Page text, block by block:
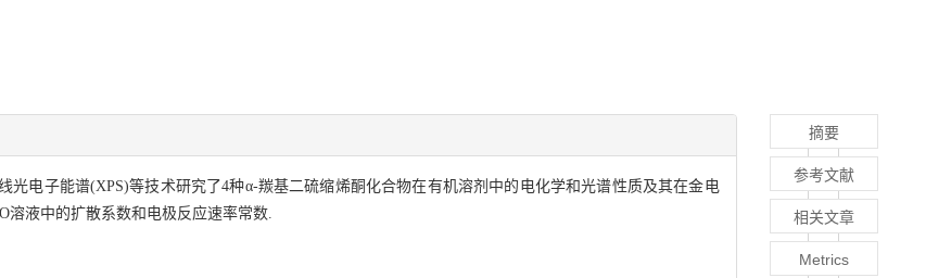
光电子能谱(XPS)等技术研究了4种α-羰基二硫缩烯酮化合物在有机溶剂中的电化学和光谱性质及其在金电
溶液中的扩散系数和电极反应速率常数.
摘要
参考文献
相关文章
Metrics